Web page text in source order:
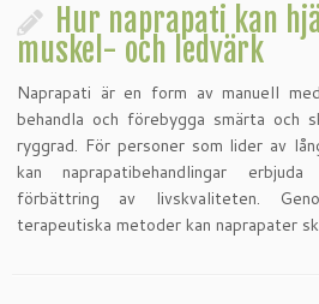
Hur naprapati kan
muskel- och ledvärk
Naprapati är en form av manuell
behandla och förebygga smärta och
ryggrad. För personer som lider av
kan naprapatibehandlingar
förbättring av livskvaliteten.
terapeutiska metoder kan naprapater